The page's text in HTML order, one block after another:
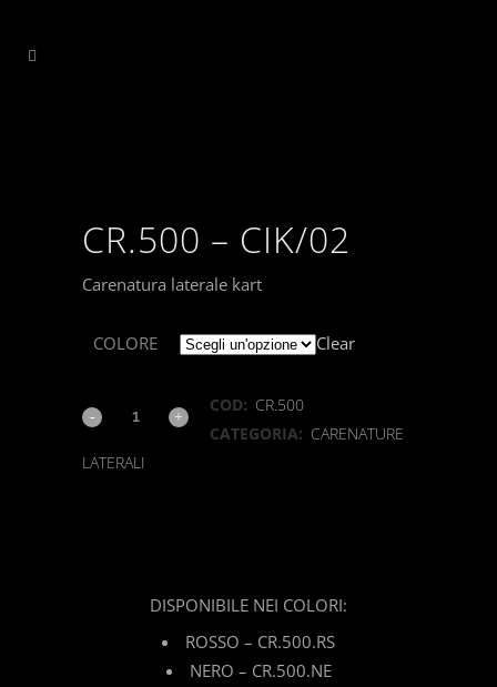
CR.500 – CIK/02
Carenatura laterale kart
COLORE Clear
CR.500
-
COD: CR.500
CATEGORIA: CARENATURE
LATERALI
DISPONIBILE NEI COLORI:
ROSSO – CR.500.RS
NERO – CR.500.NE